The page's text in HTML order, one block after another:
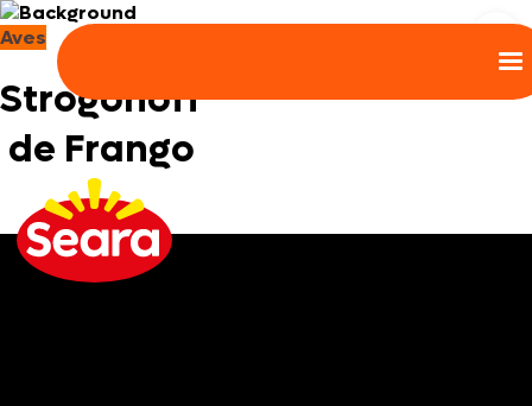
Aves
Strogonoff
de Frango